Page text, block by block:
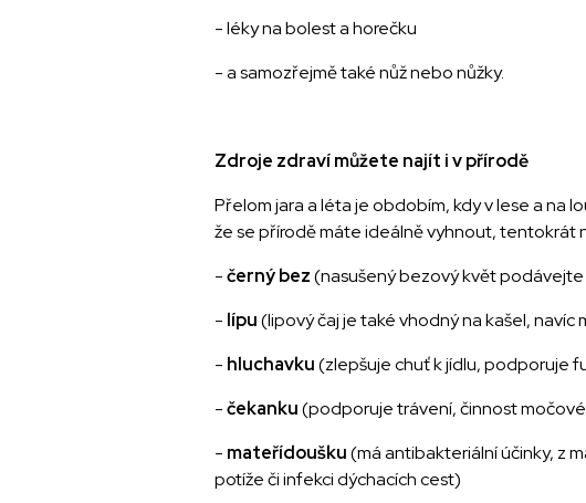
- léky na bolest a horečku
- a samozřejmě také nůž nebo nůžky.
Zdroje zdraví můžete najít i v přírodě
Přelom jara a léta je obdobím, kdy v lese a na
že se přírodě máte ideálně vyhnout, tentokrát
-černý bez(nasušený bezový květ
- lípu(lipový čaj je také vhodný na kašel, navíc
- hluchavku(zlepšuje chuť k jídlu, podporuje
-čekanku(podporuje trávení, činnost
- mateřídoušku(má antibakteriální účinky, z
potíže či infekci dýchacích cest)